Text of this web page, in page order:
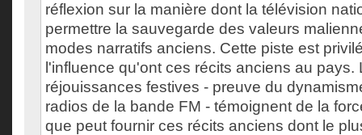
réflexion sur la manière dont la télévision
permettre la sauvegarde des valeurs
modes narratifs anciens. Cette piste est
l'influence qu'ont ces récits anciens au pays.
réjouissances festives - preuve du
radios de la bande FM - témoignent de la
que peut fournir ces récits anciens dont le